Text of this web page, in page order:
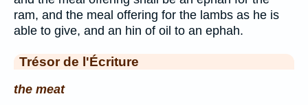
ram, and the meal offering for the lambs as he is
able to give, and an hin of oil to an ephah.
Trésor de l'Écriture
the meat